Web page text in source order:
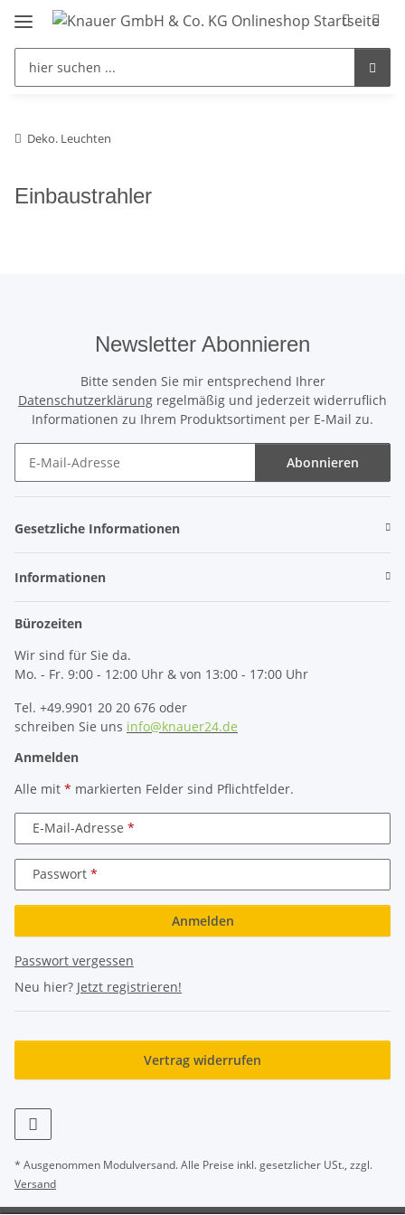
Deko. Leuchten
Einbaustrahler
Newsletter Abonnieren
Bitte senden Sie mir entsprechend Ihrer
Datenschutzerklärung regelmäßig und jederzeit widerruflich
Informationen zu Ihrem Produktsortiment per E-Mail zu.
Abonnieren
Gesetzliche Informationen
Informationen
Bürozeiten
Wir sind für Sie da.
Mo. - Fr. 9:00 - 12:00 Uhr & von 13:00 - 17:00 Uhr
Tel. +49.9901 20 20 676 oder
schreiben Sie uns info@knauer24.de
Anmelden
Alle mit * markierten Felder sind Pflichtfelder.
E-Mail-Adresse
Passwort
Anmelden
Passwort vergessen
Neu hier? Jetzt registrieren!
Vertrag widerrufen
* Ausgenommen Modulversand. Alle Preise inkl. gesetzlicher USt., zzgl.
Versand